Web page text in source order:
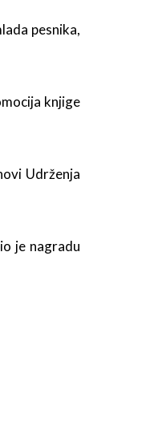
pesnika,
knjige
Udrženja
je nagradu